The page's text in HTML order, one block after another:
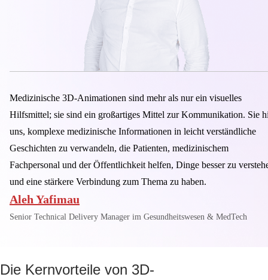
Medizinische 3D-Animationen sind mehr als nur ein visuelles
Hilfsmittel; sie sind ein großartiges Mittel zur Kommunikation. Sie
uns, komplexe medizinische Informationen in leicht verständliche
Geschichten zu verwandeln, die Patienten, medizinischem
Fachpersonal und der Öffentlichkeit helfen, Dinge besser zu
und eine stärkere Verbindung zum Thema zu haben.
Aleh Yafimau
Senior Technical Delivery Manager im Gesundheitswesen & MedTech
Die Kernvorteile von 3D-